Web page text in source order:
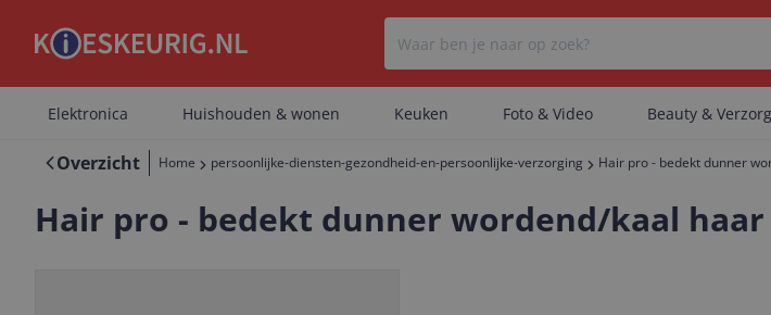
Er zijn geen categorieën
Elektronica Huishouden & wonen Keuken Foto & Video Beauty &
Overzicht Home persoonlijke-diensten-gezondheid-en-persoonlijke-verzorging Hair pro - bedekt dunner
Hair pro - bedekt dunner wordend/kaal